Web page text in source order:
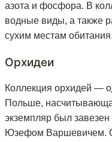
азота и фосфора. В
водные виды, а также
сухим местам обитания.
Орхидеи
Коллекция орхидей —
Польше,
экземпляр был
Юзефом Варшевичем.